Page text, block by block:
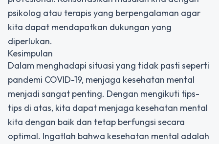
psikolog atau terapis yang berpengalaman agar
kita dapat mendapatkan dukungan yang
diperlukan.
Kesimpulan
Dalam menghadapi situasi yang tidak pasti seperti
pandemi COVID-19, menjaga kesehatan mental
menjadi sangat penting. Dengan mengikuti tips-
tips di atas, kita dapat menjaga kesehatan mental
kita dengan baik dan tetap berfungsi secara
optimal. Ingatlah bahwa kesehatan mental adalah